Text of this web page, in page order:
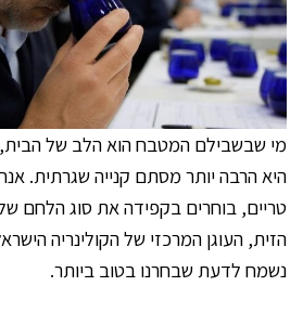
מי שבשבילם המטבח הוא הלב של
היא הרבה יותר מסתם קנייה שגרתית.
טריים, בוחרים בקפידה את סוג הלחם
הזית, העוגן המרכזי של הקולינריה
נשמח לדעת שבחרנו בטוב ביותר.